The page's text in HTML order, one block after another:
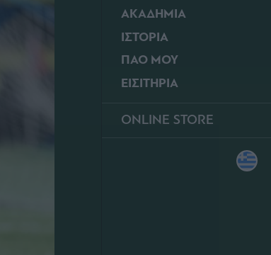
ΑΚΑΔΗΜΙΑ
ΙΣΤΟΡΙΑ
ΠΑΟ ΜΟΥ
ΕΙΣΙΤΗΡΙΑ
ONLINE STORE